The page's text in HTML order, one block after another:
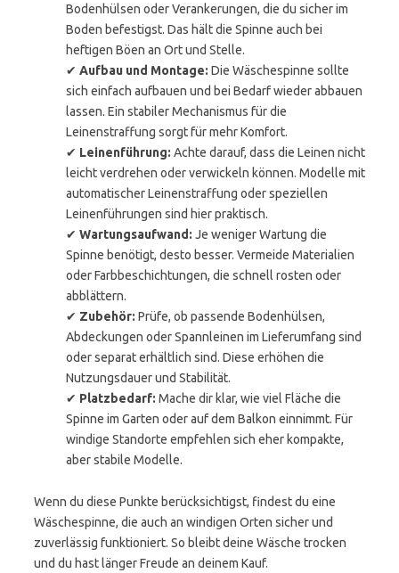
Bodenhülsen oder Verankerungen, die du sicher im
Boden befestigst. Das hält die Spinne auch bei
heftigen Böen an Ort und Stelle.
✔ Aufbau und Montage: Die Wäschespinne sollte
sich einfach aufbauen und bei Bedarf wieder abbauen
lassen. Ein stabiler Mechanismus für die
Leinenstraffung sorgt für mehr Komfort.
✔ Leinenführung: Achte darauf, dass die Leinen nicht
leicht verdrehen oder verwickeln können. Modelle mit
automatischer Leinenstraffung oder speziellen
Leinenführungen sind hier praktisch.
✔ Wartungsaufwand: Je weniger Wartung die
Spinne benötigt, desto besser. Vermeide Materialien
oder Farbbeschichtungen, die schnell rosten oder
abblättern.
✔ Zubehör: Prüfe, ob passende Bodenhülsen,
Abdeckungen oder Spannleinen im Lieferumfang sind
oder separat erhältlich sind. Diese erhöhen die
Nutzungsdauer und Stabilität.
✔ Platzbedarf: Mache dir klar, wie viel Fläche die
Spinne im Garten oder auf dem Balkon einnimmt. Für
windige Standorte empfehlen sich eher kompakte,
aber stabile Modelle.
Wenn du diese Punkte berücksichtigst, findest du eine
Wäschespinne, die auch an windigen Orten sicher und
zuverlässig funktioniert. So bleibt deine Wäsche trocken
und du hast länger Freude an deinem Kauf.